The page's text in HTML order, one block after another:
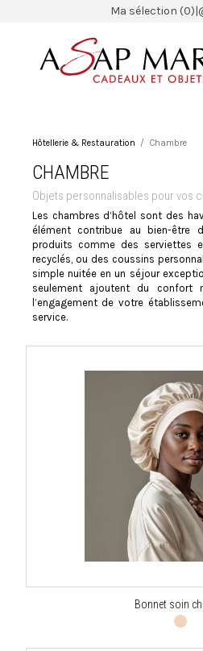
Ma sélection (0)|
Hôtellerie & Restauration Chambre
CHAMBRE
Objets personnalisables pour vos
Les chambres d’hôtel sont des
élément contribue au bien-être
produits comme des serviettes
recyclés, ou des coussins
simple nuitée en un séjour
seulement ajoutent du confort
l’engagement de votre
service.
Bonnet soin